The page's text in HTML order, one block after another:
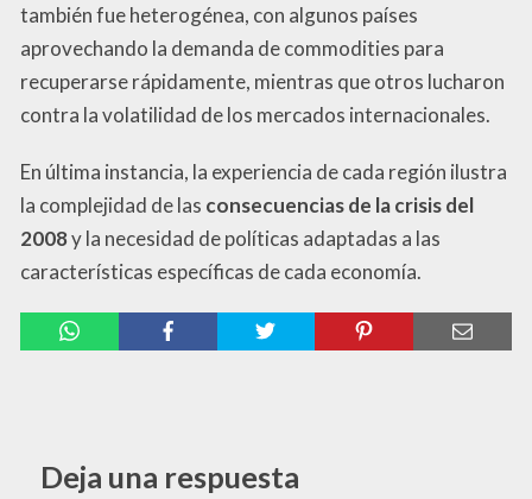
también fue heterogénea, con algunos países
aprovechando la demanda de commodities para
recuperarse rápidamente, mientras que otros lucharon
contra la volatilidad de los mercados internacionales.
En última instancia, la experiencia de cada región ilustra
la complejidad de las consecuencias de la crisis del
2008y la necesidad de políticas adaptadas a las
características específicas de cada economía.
Deja una respuesta